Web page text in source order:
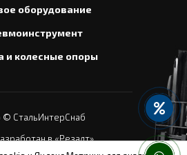
оборудование
и колесные опоры
© СтальИнтерСнаб
в «Резалт»